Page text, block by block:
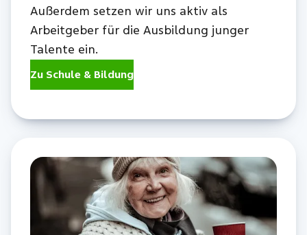
Außerdem setzen wir uns aktiv als
Arbeitgeber für die Ausbildung junger
Talente ein.
Zu Schule & Bildung